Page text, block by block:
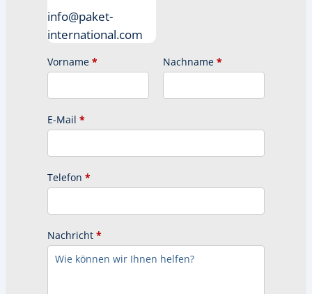
info@paket-
international.com
Vorname * Nachname *
E-Mail *
Telefon *
Nachricht *